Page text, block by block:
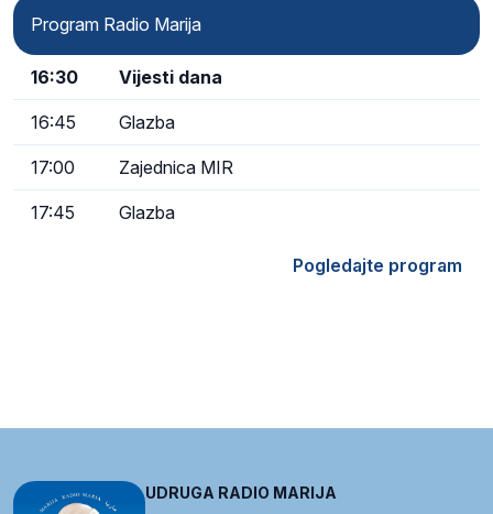
Program Radio Marija
16:30 Vijesti dana
16:45 Glazba
17:00 Zajednica MIR
17:45 Glazba
Pogledajte program
UDRUGA RADIO MARIJA